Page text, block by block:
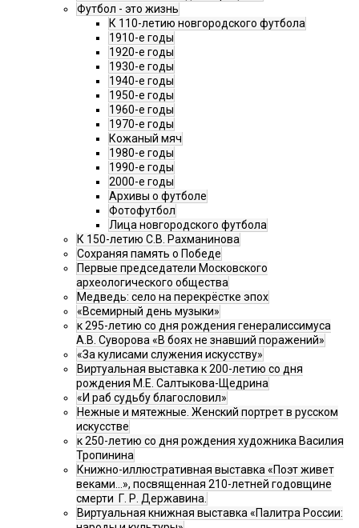
Футбол - это жизнь
К 110-летию новгородского футбола
1910-е годы
1920-е годы
1930-е годы
1940-е годы
1950-е годы
1960-е годы
1970-е годы
Кожаный мяч
1980-е годы
1990-е годы
2000-е годы
Архивы о футболе
Фотофутбол
Лица новгородского футбола
К 150-летию С.В. Рахманинова
Сохраняя память о Победе
Первые председатели Московского
археологического общества
Медведь: село на перекрёстке эпох
«Всемирный день музыки»
к 295-летию со дня рождения генералиссимуса
А.В. Суворова «В боях не знавший поражений»
«За кулисами служения искусству»
Виртуальная выставка к 200-летию со дня
рождения М.Е. Салтыкова-Щедрина
«И раб судьбу благословил»
Нежные и мятежные. Женский портрет в русском
искусстве
к 250-летию со дня рождения художника Василия
Тропинина
Книжно-иллюстративная выставка «Поэт живет
веками…», посвященная 210-летней годовщине
смерти Г. Р. Державина.
Виртуальная книжная выставка «Палитра России: